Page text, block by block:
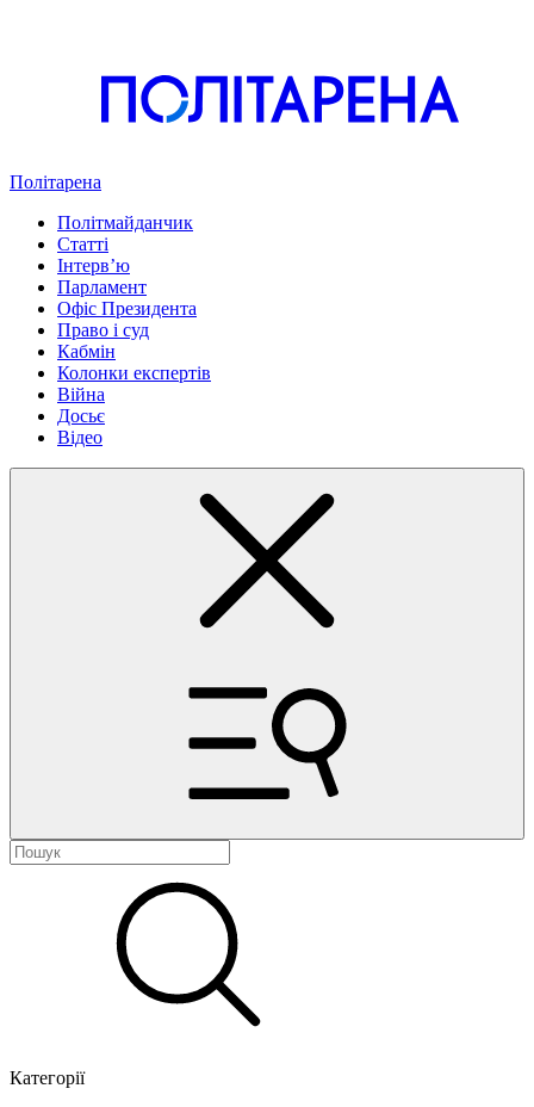
Політарена
Політмайданчик
Статті
Інтервʼю
Парламент
Офіс Президента
Право і суд
Кабмін
Колонки експертів
Війна
Досьє
Відео
Категорії